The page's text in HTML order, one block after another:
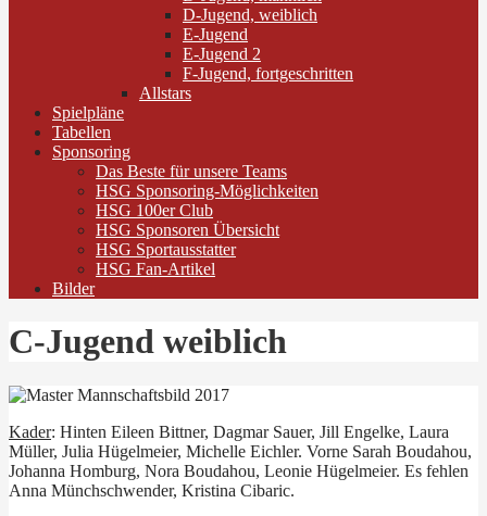
D-Jugend, weiblich
E-Jugend
E-Jugend 2
F-Jugend, fortgeschritten
Allstars
Spielpläne
Tabellen
Sponsoring
Das Beste für unsere Teams
HSG Sponsoring-Möglichkeiten
HSG 100er Club
HSG Sponsoren Übersicht
HSG Sportausstatter
HSG Fan-Artikel
Bilder
C-Jugend weiblich
Kader: Hinten Eileen Bittner, Dagmar Sauer, Jill Engelke, Laura
Müller, Julia Hügelmeier, Michelle Eichler. Vorne Sarah Boudahou,
Johanna Homburg, Nora Boudahou, Leonie Hügelmeier. Es fehlen
Anna Münchschwender, Kristina Cibaric.